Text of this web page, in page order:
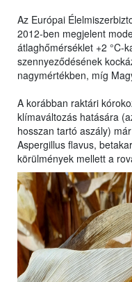
Az Európai
2012-ben megjelent
átlaghőmérséklet +2 °C-
szennyeződésének
nagymértékben, míg
A korábban raktári
klímaváltozás hatására
hosszan tartó aszály)
Aspergillus flavus,
körülmények mellett a